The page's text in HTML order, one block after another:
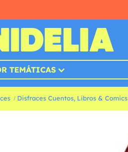
TEMÁTICAS
Disfraces Cuentos, Libros & Comics